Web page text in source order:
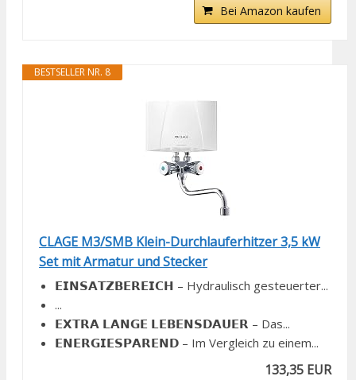
Bei Amazon kaufen
BESTSELLER NR. 8
CLAGE M3/SMB Klein-Durchlauferhitzer 3,5 kW
Set mit Armatur und Stecker
𝗘𝗜𝗡𝗦𝗔𝗧𝗭𝗕𝗘𝗥𝗘𝗜𝗖𝗛 – Hydraulisch gesteuerter...
...
𝗘𝗫𝗧𝗥𝗔 𝗟𝗔𝗡𝗚𝗘 𝗟𝗘𝗕𝗘𝗡𝗦𝗗𝗔𝗨𝗘𝗥 – Das...
𝗘𝗡𝗘𝗥𝗚𝗜𝗘𝗦𝗣𝗔𝗥𝗘𝗡𝗗 – Im Vergleich zu einem...
133,35 EUR